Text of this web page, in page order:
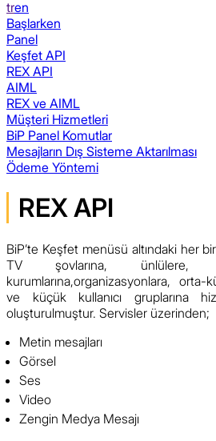
tren
Başlarken
Panel
Keşfet API
REX API
AIML
REX ve AIML
Müşteri Hizmetleri
BiP Panel Komutlar
Mesajların Dış Sisteme Aktarılması
Ödeme Yöntemi
REX API
BiP’te Keşfet menüsü altındaki her
TV şovlarına,
kurumlarına,organizasyonlara,
ve küçük kullanıcı gruplarına
oluşturulmuştur. Servisler üzerinden;
Metin mesajları
Görsel
Ses
Video
Zengin Medya Mesajı